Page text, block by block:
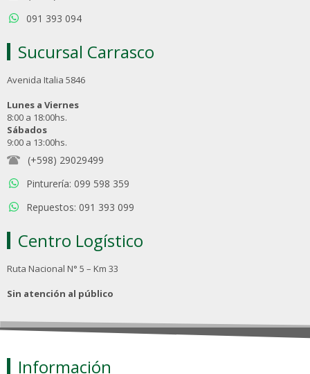
091 393 094
Sucursal Carrasco
Avenida Italia 5846
Lunes a Viernes
8:00 a 18:00hs.
Sábados
9:00 a 13:00hs.
(+598) 29029499
Pinturería: 099 598 359
Repuestos: 091 393 099
Centro Logístico
Ruta Nacional N° 5 – Km 33
Sin atención al público
Información